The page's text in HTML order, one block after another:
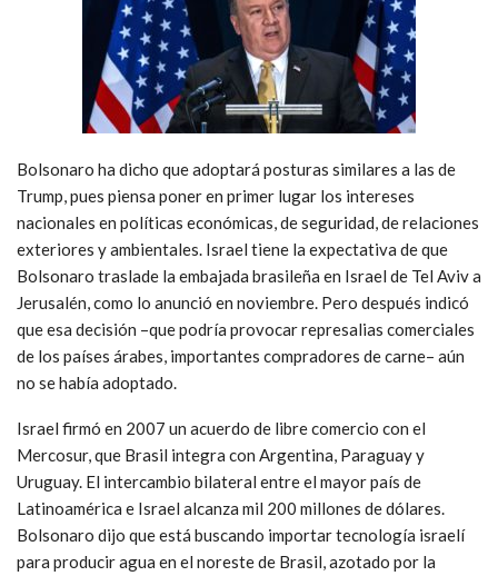
Bolsonaro ha dicho que adoptará posturas similares a las de
Trump, pues piensa poner en primer lugar los intereses
nacionales en políticas económicas, de seguridad, de relaciones
exteriores y ambientales. Israel tiene la expectativa de que
Bolsonaro traslade la embajada brasileña en Israel de Tel Aviv a
Jerusalén, como lo anunció en noviembre. Pero después indicó
que esa decisión –que podría provocar represalias comerciales
de los países árabes, importantes compradores de carne– aún
no se había adoptado.
Israel firmó en 2007 un acuerdo de libre comercio con el
Mercosur, que Brasil integra con Argentina, Paraguay y
Uruguay. El intercambio bilateral entre el mayor país de
Latinoamérica e Israel alcanza mil 200 millones de dólares.
Bolsonaro dijo que está buscando importar tecnología israelí
para producir agua en el noreste de Brasil, azotado por la